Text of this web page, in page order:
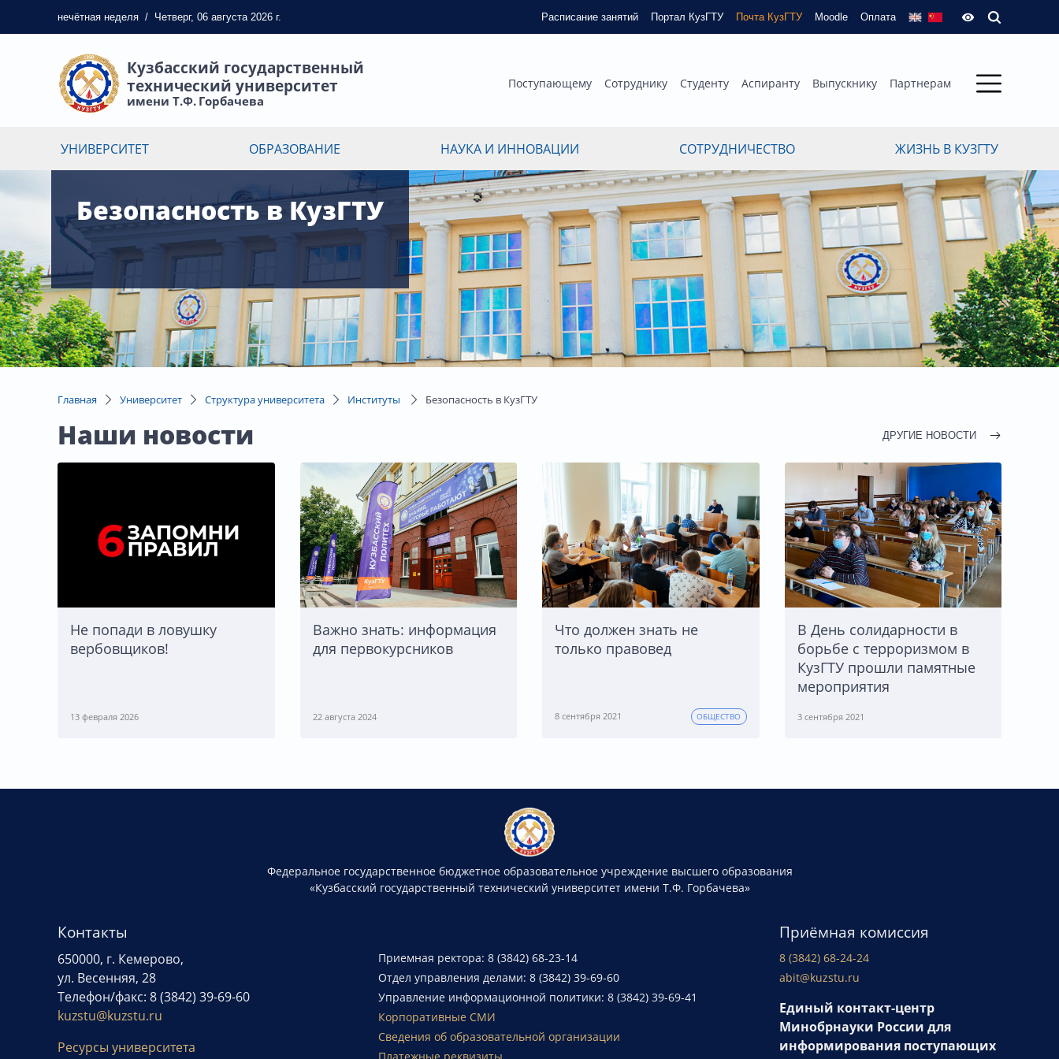
нечётная неделя / Четверг, 06 августа 2026 г. Расписание занятий Портал КузГТУ Почта КузГТУ Moodle Оплата
Кузбасский государственный
технический университет
имени Т.Ф. Горбачева
Поступающему Сотруднику Студенту Аспиранту Выпускнику Партнерам
УНИВЕРСИТЕТ ОБРАЗОВАНИЕ НАУКА И ИННОВАЦИИ СОТРУДНИЧЕСТВО ЖИЗНЬ В КУЗГТУ
Безопасность в КузГТУ
Главная Университет Структура университета Институты Безопасность в КузГТУ
Наши новости ДРУГИЕ НОВОСТИ
Не попади в ловушку
вербовщиков!
13 февраля 2026
Важно знать: информация
для первокурсников
22 августа 2024
Что должен знать не
только правовед
8 сентября 2021 ОБЩЕСТВО
В День солидарности в
борьбе с терроризмом в
КузГТУ прошли памятные
мероприятия
3 сентября 2021
Федеральное государственное бюджетное образовательное учреждение высшего образования
«Кузбасский государственный технический университет имени Т.Ф. Горбачева»
Контакты
650000, г. Кемерово,
ул. Весенняя, 28
Телефон/факс: 8 (3842) 39-69-60
kuzstu@kuzstu.ru
Ресурсы университета
Приемная ректора: 8 (3842) 68-23-14
Отдел управления делами: 8 (3842) 39-69-60
Управление информационной политики: 8 (3842) 39-69-41
Корпоративные СМИ
Сведения об образовательной организации
Приёмная комиссия
8 (3842) 68-24-24
abit@kuzstu.ru
Единый контакт-центр
Минобрнауки России для
информирования поступающих